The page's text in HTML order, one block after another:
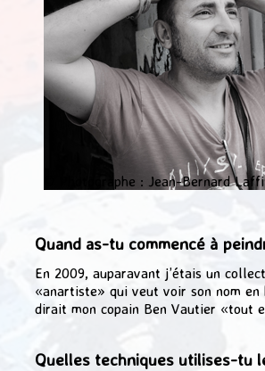
© Photographe : Jean-Bernard
Quand as-tu commencé à
En 2009, auparavant j’étais un
«anartiste» qui veut voir son nom en
dirait mon copain Ben Vautier «tout
Quelles techniques utilises-tu